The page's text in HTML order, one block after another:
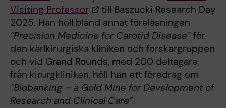
Visiting Professor
till Baszucki Research Day
2025. Han höll bland annat föreläsningen
“Precision Medicine for Carotid Disease”för
den kärlkirurgiska kliniken och forskargruppen
och vid Grand Rounds, med 200 deltagare
från kirurgkliniken, höll han ett föredrag om
“Biobanking – a Gold Mine for Development of
Research and Clinical Care”.